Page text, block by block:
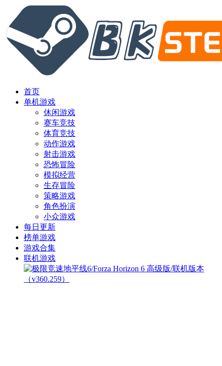
首页
单机游戏
休闲游戏
赛车竞技
体育竞技
动作游戏
射击游戏
恐怖冒险
模拟经营
生存冒险
策略游戏
角色扮演
小众游戏
每日更新
榜单游戏
游戏合集
联机游戏